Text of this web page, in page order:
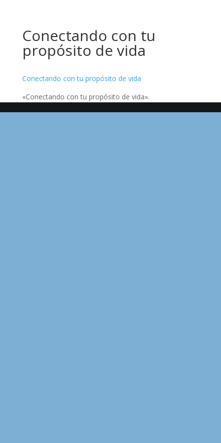
Conectando con tu
propósito de vida
Conectando con tu propósito de vida
«Conectando con tu propósito de vida».